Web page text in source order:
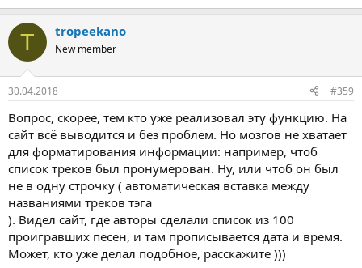
T tropeekano
New member
30.04.2018 #359
Вопрос, скорее, тем кто уже реализовал эту функцию. На
сайт всё выводится и без проблем. Но мозгов не хватает
для форматирования информации: например, чтоб
список треков был пронумерован. Ну, или чтоб он был
не в одну строчку ( автоматическая вставка между
названиями треков тэга
). Видел сайт, где авторы сделали список из 100
проигравших песен, и там прописывается дата и время.
Может, кто уже делал подобное, расскажите )))